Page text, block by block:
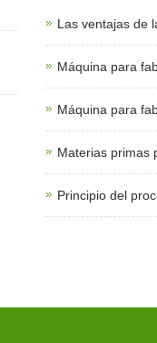
Las ventajas de
Máquina para
Máquina para
Materias primas
Principio del